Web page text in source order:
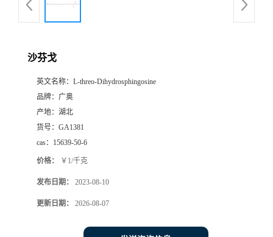
沙芬戈
英文名称： L-threo-Dihydrosphingosine
品牌： 广奥
产地： 湖北
货号： GA1381
cas： 15639-50-6
价格： ￥1/千克
发布日期： 2023-08-10
更新日期： 2026-08-07